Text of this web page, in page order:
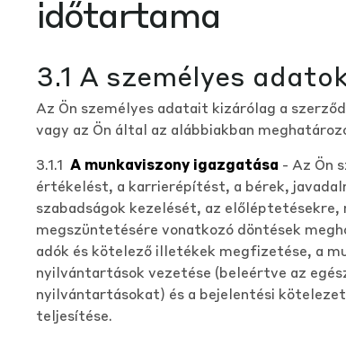
időtartama
3.1 A személyes
Az Ön személyes adatait kizárólag a
vagy az Ön által az alábbiakban
3.1.1 A munkaviszony igazgatása - Az Ön
értékelést, a karrierépítést, a bérek,
szabadságok kezelését, az
megszüntetésére vonatkozó döntések
adók és kötelező illetékek megfizetése, a
nyilvántartások vezetése (beleértve az
nyilvántartásokat) és a bejelentési
teljesítése.